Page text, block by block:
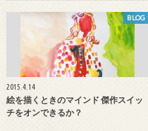
BLOG
2015.4.14
絵を描くときのマインド 傑作スイッ
チをオンできるか？